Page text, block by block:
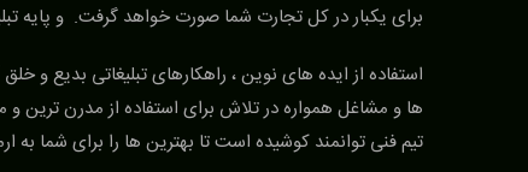
برای یکبار در کل تجارت شما صورت خواهد گرفت. و پایه
استفاده از ایده های نوین ، راهکارهای تبلیغاتی بدیع
تیم فنی توانمند کوشیده است تا بهترین ها را برای شما به